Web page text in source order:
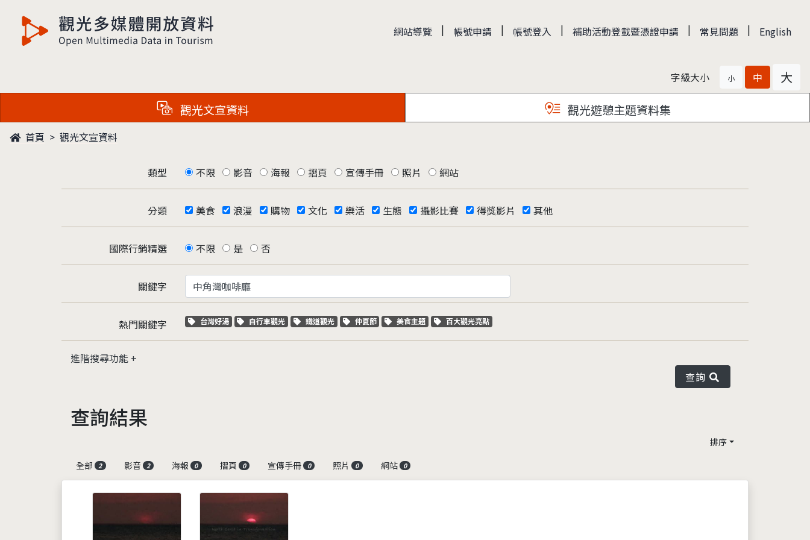
觀光多媒體開放資料 網站導覽 | 帳號申請 | 帳號登入 | 補助活動登載暨憑證申請 | 常見問題 | English
字級大小 小 中 大
觀光文宣資料 觀光遊憩主題資料集
首頁 觀光文宣資料
類型 不限 影音 海報 摺頁 宣傳手冊 照片 網站
分類 美食 浪漫 購物 文化 樂活 生態 攝影比賽 得獎影片 其他
國際行銷精選 不限 是 否
關鍵字
熱門關鍵字 關鍵字標籤
台灣好湯 關鍵字標籤
自行車觀光 關鍵字標籤
鐵道觀光 關鍵字標籤
仲夏節 關鍵字標籤
美食主題 關鍵字標籤
百大觀光亮點
進階搜尋功能
查詢
查詢結果
排序
全部
2 影音 2 海報 0 摺頁 0 宣傳手冊 0 照片 0 網站 0